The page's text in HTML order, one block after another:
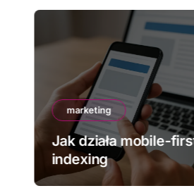
marketing
Jak działa mobile-
indexing